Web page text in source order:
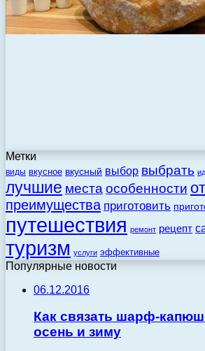
Метки
виды вкусное вкусный выбор выбрать
лучшие места особенности
преимущества приготовить
путешествия ремонт рецепт
туризм услуги эффективные
Популярные новости
06.12.2016
Как связать шарф-
осень и зиму